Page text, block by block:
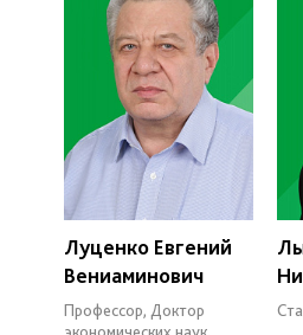
Луценко Евгений
Вениаминович
Профессор, Доктор
экономических наук,